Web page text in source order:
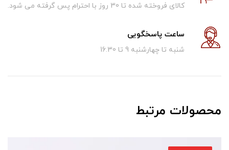
کالای فروخته شده تا 30 روز با احترام پس گرفته می شود.
ساعت پاسخگویی
شنبه تا چهارشنبه 9 تا 16.30
محصولات مرتبط